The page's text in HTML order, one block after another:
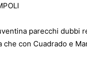
parecchi dubbi
che con Cuadrado e